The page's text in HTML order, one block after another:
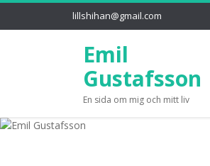
lillshihan@gmail.com
Emil
Gustafsson
En sida om mig och mitt liv